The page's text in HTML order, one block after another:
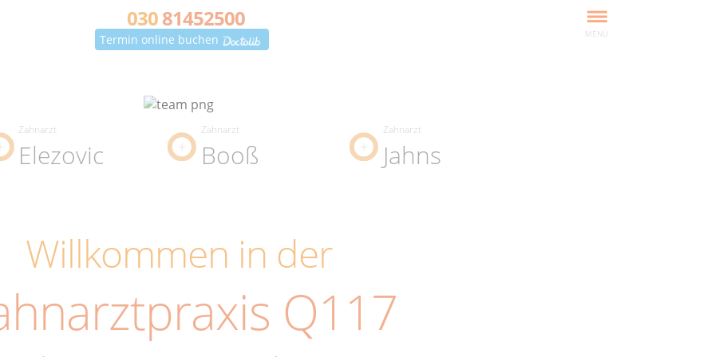
03081452500
MENÜ
Termin online buchen
Zahnarzt
Elezovic
Zahnarzt
Booß
Zahnarzt
Jahns
Willkommen in der
Q117